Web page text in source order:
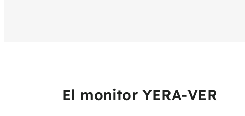
El monitor YERA-VER